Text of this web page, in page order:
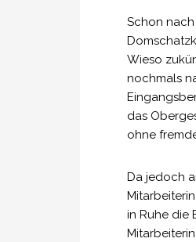
Schon
Wieso
nochmals
das
ohne
Da jedoch
in Ruhe die